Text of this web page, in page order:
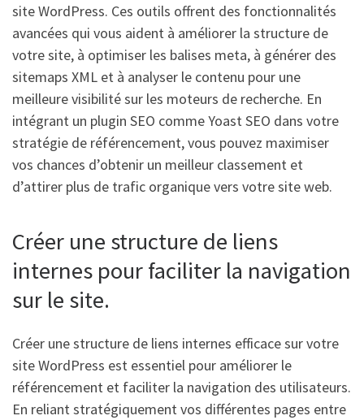
site WordPress. Ces outils offrent des fonctionnalités
avancées qui vous aident à améliorer la structure de
votre site, à optimiser les balises meta, à générer des
sitemaps XML et à analyser le contenu pour une
meilleure visibilité sur les moteurs de recherche. En
intégrant un plugin SEO comme Yoast SEO dans votre
stratégie de référencement, vous pouvez maximiser
vos chances d’obtenir un meilleur classement et
d’attirer plus de trafic organique vers votre site web.
Créer une structure de liens
internes pour faciliter la navigation
sur le site.
Créer une structure de liens internes efficace sur votre
site WordPress est essentiel pour améliorer le
référencement et faciliter la navigation des utilisateurs.
En reliant stratégiquement vos différentes pages entre